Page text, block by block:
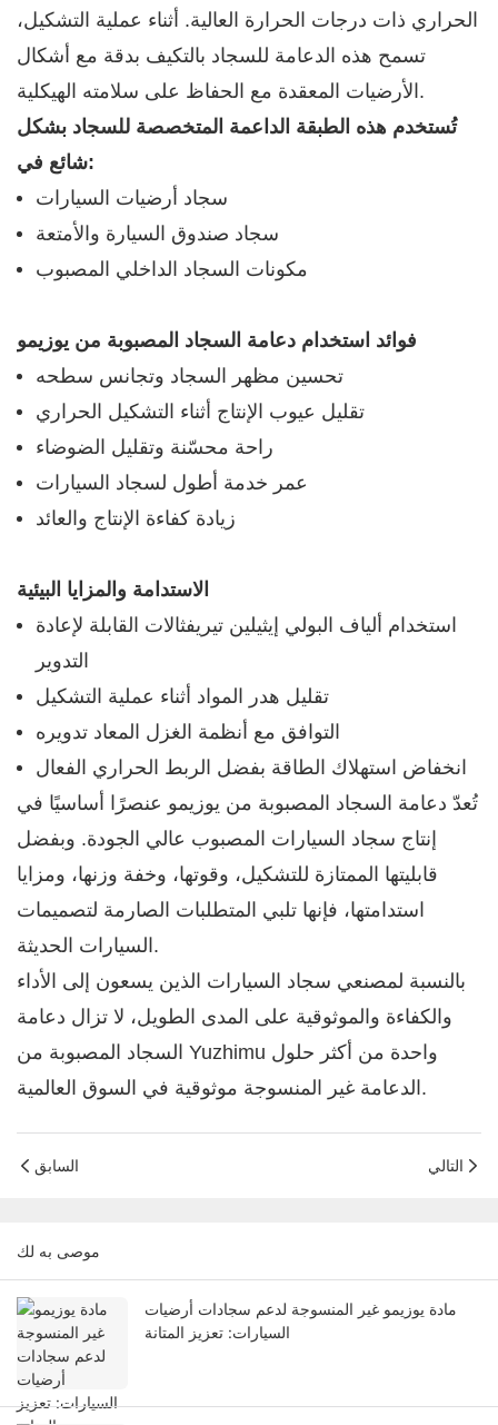
الحراري ذات درجات الحرارة العالية. أثناء عملية التشكيل،
تسمح هذه الدعامة للسجاد بالتكيف بدقة مع أشكال
الأرضيات المعقدة مع الحفاظ على سلامته الهيكلية.
تُستخدم هذه الطبقة الداعمة المتخصصة للسجاد بشكل
شائع في:
سجاد أرضيات السيارات
سجاد صندوق السيارة والأمتعة
مكونات السجاد الداخلي المصبوب
فوائد استخدام دعامة السجاد المصبوبة من يوزيمو
تحسين مظهر السجاد وتجانس سطحه
تقليل عيوب الإنتاج أثناء التشكيل الحراري
راحة محسّنة وتقليل الضوضاء
عمر خدمة أطول لسجاد السيارات
زيادة كفاءة الإنتاج والعائد
الاستدامة والمزايا البيئية
استخدام ألياف البولي إيثيلين تيريفثالات القابلة لإعادة
التدوير
تقليل هدر المواد أثناء عملية التشكيل
التوافق مع أنظمة الغزل المعاد تدويره
انخفاض استهلاك الطاقة بفضل الربط الحراري الفعال
تُعدّ دعامة السجاد المصبوبة من يوزيمو عنصرًا أساسيًا في
إنتاج سجاد السيارات المصبوب عالي الجودة. وبفضل
قابليتها الممتازة للتشكيل، وقوتها، وخفة وزنها، ومزايا
استدامتها، فإنها تلبي المتطلبات الصارمة لتصميمات
السيارات الحديثة.
بالنسبة لمصنعي سجاد السيارات الذين يسعون إلى الأداء
والكفاءة والموثوقية على المدى الطويل، لا تزال دعامة
السجاد المصبوبة من Yuzhimu واحدة من أكثر حلول
الدعامة غير المنسوجة موثوقية في السوق العالمية.
السابق التالي
موصى به لك
مادة يوزيمو غير المنسوجة لدعم سجادات أرضيات
السيارات: تعزيز المتانة